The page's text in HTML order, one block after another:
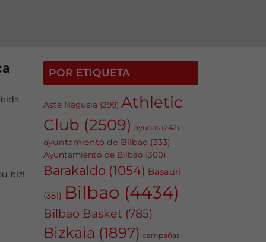
bizi
POR ETIQUETA
Aste Nagusia (299) Athletic
Club (2509) ayudas (242)
ayuntamiento de Bilbao (333)
Ayuntamiento de Bilbao (300)
Barakaldo (1054) Basauri
(351) Bilbao (4434)
Bilbao Basket (785)
Bizkaia (1897) campañas